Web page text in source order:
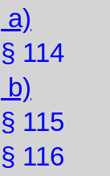
a)
§ 114
b)
§ 115
§ 116